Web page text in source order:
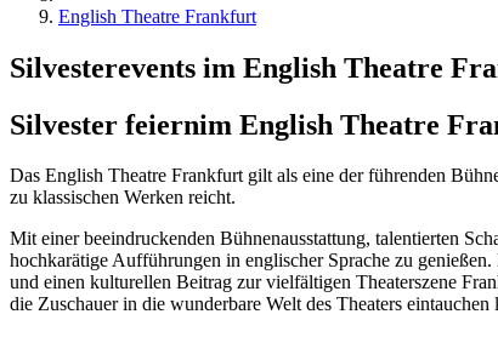
English Theatre Frankfurt
Silvesterevents im English Theatre
Silvester feiernim English Theatre
Das English Theatre Frankfurt gilt als eine der führenden
zu klassischen Werken reicht.
Mit einer beeindruckenden Bühnenausstattung, talentierten
hochkarätige Aufführungen in englischer Sprache zu
und einen kulturellen Beitrag zur vielfältigen Theaterszene
die Zuschauer in die wunderbare Welt des Theaters eintauchen